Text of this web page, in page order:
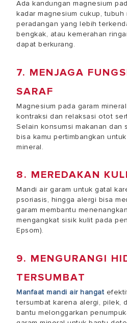
Ada kandungan magnesium
kadar magnesium cukup, tubuh
peradangan yang lebih
bengkak, atau kemerahan
dapat berkurang.
7. MENJAGA
SARAF
Magnesium pada garam
kontraksi dan relaksasi otot
Selain konsumsi makanan dan
bisa kamu pertimbangkan
mineral.
8. MEREDAKAN
Mandi air garam untuk gatal
psoriasis, hingga alergi bisa
garam membantu
mengangkat sisik kulit pada
Epsom).
9. MENGURANGI
TERSUMBAT
Manfaat mandi air hangat
tersumbat karena alergi, pilek,
bantu melonggarkan